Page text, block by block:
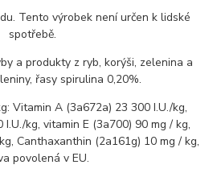
Tento výrobek není určen k lidské
spotřebě.
a produkty z ryb, korýši, zelenina a
řasy spirulina 0,20%.
Vitamin A (3a672a) 23 300 I.U./kg,
kg, vitamin E (3a700) 90 mg / kg,
Canthaxanthin (2a161g) 10 mg / kg,
povolená v EU.